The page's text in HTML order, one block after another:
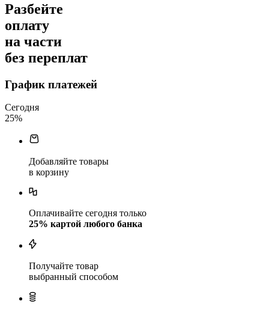
Разбейте
оплату
на части
без переплат
График платежей
Сегодня
25%
Добавляйте товары
в корзину
Оплачивайте сегодня только
25% картой любого банка
Получайте товар
выбранный способом